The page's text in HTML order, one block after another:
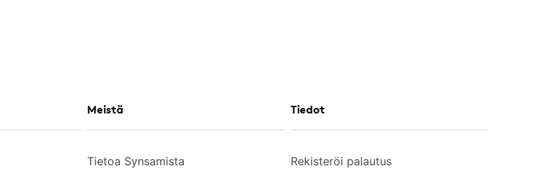
Meistä
Tietoa Synsamista
Tiedot
Rekisteröi palautus